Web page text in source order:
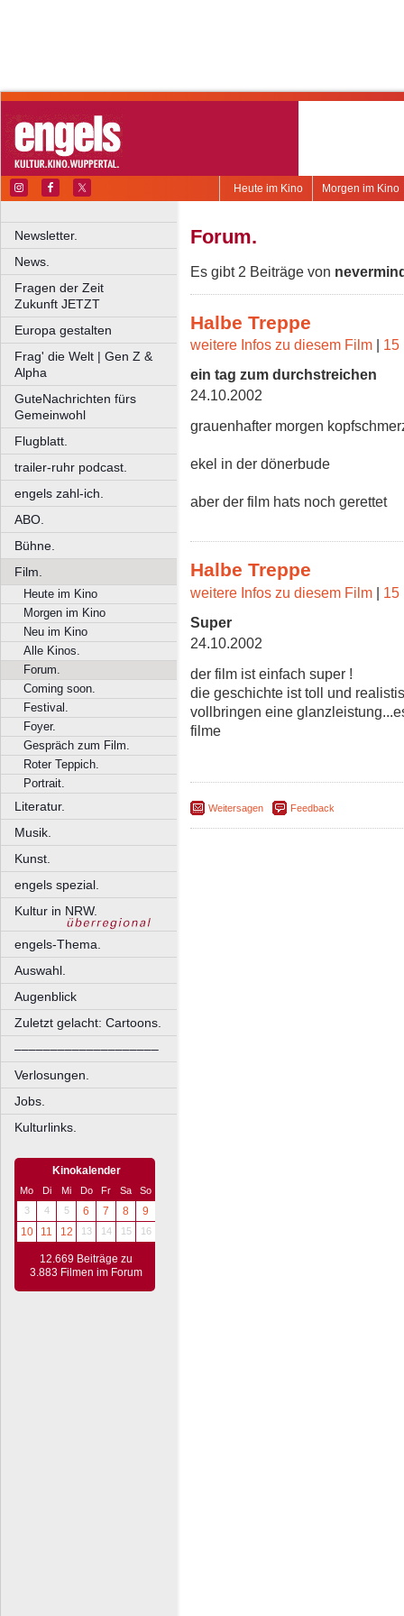
Morgen im Kino
Heute im Kino
Newsletter.
News.
Fragen der Zeit
Zukunft JETZT
Europa gestalten
Frag' die Welt | Gen Z &
Alpha
GuteNachrichten fürs
Gemeinwohl
Flugblatt.
trailer-ruhr podcast.
engels zahl-ich.
ABO.
Bühne.
Film.
Heute im Kino
Morgen im Kino
Neu im Kino
Alle Kinos.
Forum.
Coming soon.
Festival.
Foyer.
Gespräch zum Film.
Roter Teppich.
Portrait.
Literatur.
Musik.
Kunst.
engels spezial.
Kultur in NRW.
engels-Thema.
Auswahl.
Augenblick
Zuletzt gelacht: Cartoons.
––––––––––––––––––––
Verlosungen.
Jobs.
Kulturlinks.
Kinokalender
Mo Di Mi Do Fr Sa
So
3
4 5 6 7 8
9
10
11 12 13 14 15 16
12.669 Beiträge zu
3.883 Filmen im Forum
Forum.
Es gibt 2 Beiträge von
Halbe Treppe
weitere Infos zu diesem Film | 15
ein tag zum durchstreichen
24.10.2002
grauenhafter morgen
ekel in der dönerbude
aber der film hats noch gerettet
Halbe Treppe
weitere Infos zu diesem Film | 15
Super
24.10.2002
der film ist einfach super !
die geschichte ist toll und
vollbringen eine
filme
Weitersagen Feedback